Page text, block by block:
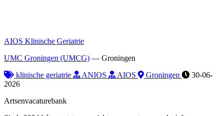
AIOS Klinische Geriatrie
UMC Groningen (UMCG) — Groningen
klinische geriatrie
ANIOS AIOS Groningen
30-06-
2026
Artsenvacaturebank